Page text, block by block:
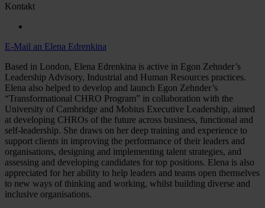
Kontakt
E-Mail an Elena Edrenkina
Based in London, Elena Edrenkina is active in Egon Zehnder’s
Leadership Advisory, Industrial and Human Resources practices.
Elena also helped to develop and launch Egon Zehnder’s
“Transformational CHRO Program” in collaboration with the
University of Cambridge and Mobius Executive Leadership, aimed
at developing CHROs of the future across business, functional and
self-leadership. She draws on her deep training and experience to
support clients in improving the performance of their leaders and
organisations, designing and implementing talent strategies, and
assessing and developing candidates for top positions. Elena is also
appreciated for her ability to help leaders and teams open themselves
to new ways of thinking and working, whilst building diverse and
inclusive organisations.